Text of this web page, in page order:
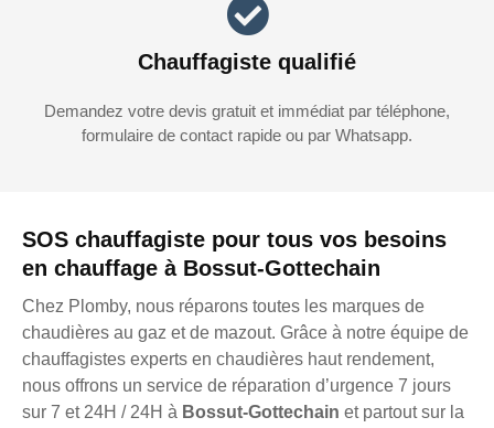
SOS chauffagiste pour tous vos besoins
en chauffage à Bossut-Gottechain
Chez Plomby, nous réparons toutes les marques de
chaudières au gaz et de mazout. Grâce à notre équipe de
chauffagistes experts en chaudières haut rendement,
nous offrons un service de réparation d’urgence 7 jours
sur 7 et 24H / 24H à Bossut-Gottechain et partout sur la
Chauffagiste qualifié
Demandez votre devis gratuit et immédiat par téléphone,
formulaire de contact rapide ou par Whatsapp.